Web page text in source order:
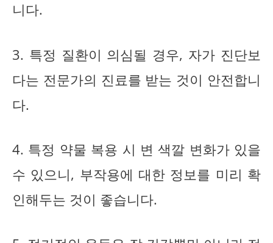
니다.
3. 특정 질환이 의심될 경우, 자가 진단보
다는 전문가의 진료를 받는 것이 안전합니
다.
4. 특정 약물 복용 시 변 색깔 변화가 있을
수 있으니, 부작용에 대한 정보를 미리 확
인해두는 것이 좋습니다.